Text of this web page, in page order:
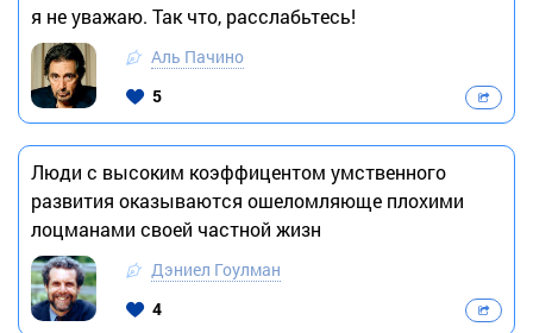
я не уважаю. Так что, расслабьтесь!
Аль Пачино
5
Люди с высоким коэффицентом умственного
развития оказываются ошеломляюще плохими
лоцманами своей частной жизн
Дэниел Гоулман
4